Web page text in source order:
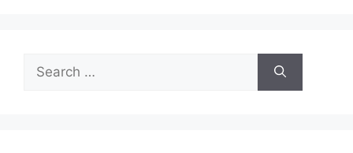
Search
for: